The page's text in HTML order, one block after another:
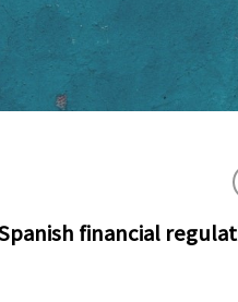
financial